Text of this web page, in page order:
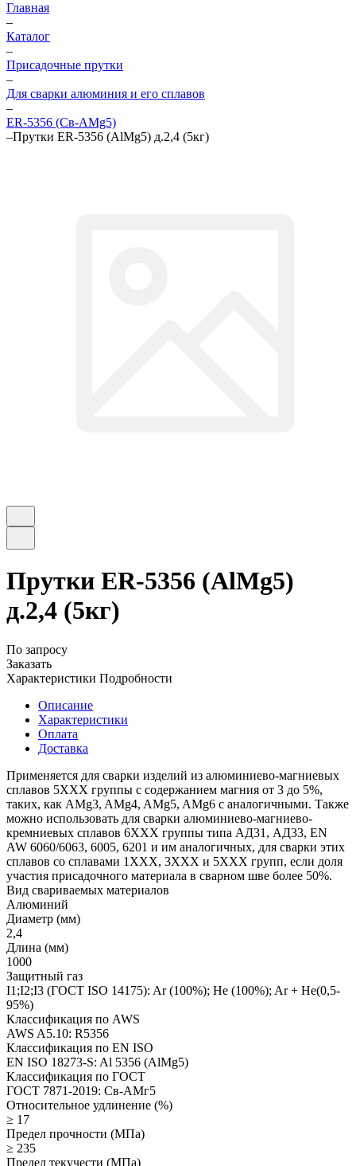
Главная
–
Каталог
–
Присадочные прутки
–
Для сварки алюминия и его сплавов
–
ER-5356 (Св-АМg5)
–Прутки ER-5356 (AlMg5) д.2,4 (5кг)
Прутки ER-5356 (AlMg5)
д.2,4 (5кг)
По запросу
Заказать
Характеристики Подробности
Описание
Характеристики
Оплата
Доставка
Применяется для сварки изделий из алюминиево-магниевых
сплавов 5ХХХ группы с содержанием магния от 3 до 5%,
таких, как AMg3, AMg4, AMg5, AMg6 с аналогичными. Также
можно использовать для сварки алюминиево-магниево-
кремниевых сплавов 6ХХХ группы типа АД31, АД33, EN
AW 6060/6063, 6005, 6201 и им аналогичных, для сварки этих
сплавов со сплавами 1ХХХ, 3ХХХ и 5ХХХ групп, если доля
участия присадочного материала в сварном шве более 50%.
Вид свариваемых материалов
Алюминий
Диаметр (мм)
2,4
Длина (мм)
1000
Защитный газ
I1;I2;I3 (ГОСТ ISO 14175): Ar (100%); He (100%); Ar + He(0,5-
95%)
Классификация по AWS
AWS A5.10: R5356
Классификация по EN ISO
EN ISO 18273-S: Al 5356 (AlMg5)
Классификация по ГОСТ
ГОСТ 7871-2019: Св-АМг5
Относительное удлинение (%)
≥ 17
Предел прочности (МПа)
≥ 235
Предел текучести (МПа)